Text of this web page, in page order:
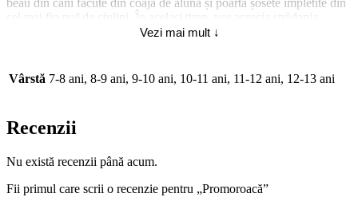
beau din căni făcute din coajă de alună și poartă șosete împletite din
cel mai fin puf de ciulini. În același timp, vor aprecia strădania
Bettinei de a se descurca cu treburile de adult rămase pentru o vreme
– School Library Journal
profundă și încărcată de tradiții este străbătută de sentimentul de
despre lumile fantastice ale copilăriei.” –
Michelle Houts este o autoare de origine americană care scrie
ficțiune și non-ficțiune pentru școlari și preșcolari, câștigând
Vezi mai mult ↓
Vârstă 7-8 ani, 8-9 ani, 9-10 ani, 10-11 ani, 11-12 ani, 12-13 ani
Recenzii
Nu există recenzii până acum.
Fii primul care scrii o recenzie pentru „Promoroacă”